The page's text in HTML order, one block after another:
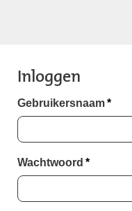
Inloggen
Gebruikersnaam*
Wachtwoord *